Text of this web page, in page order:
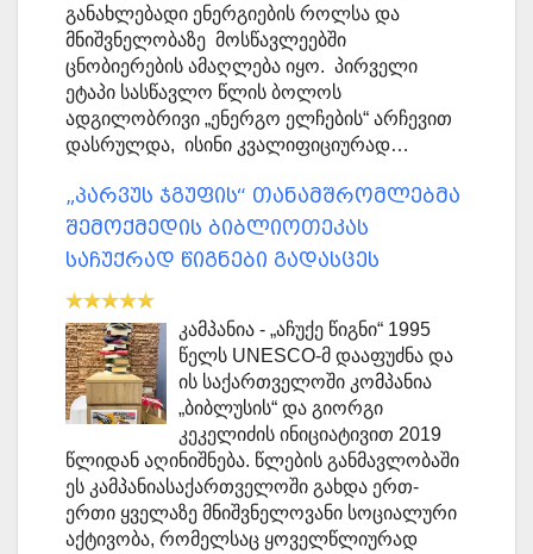
განახლებადი ენერგიების როლსა და
მნიშვნელობაზე მოსწავლეებში
ცნობიერების ამაღლება იყო. პირველი
ეტაპი სასწავლო წლის ბოლოს
ადგილობრივი „ენერგო ელჩების“ არჩევით
დასრულდა, ისინი კვალიფიციურად…
„პარვუს ჯგუფის“ თანამშრომლებმა
შემოქმედის ბიბლიოთეკას
საჩუქრად წიგნები გადასცეს
კამპანია - „აჩუქე წიგნი“ 1995
წელს UNESCO-მ დააფუძნა და
ის საქართველოში კომპანია
„ბიბლუსის“ და გიორგი
კეკელიძის ინიციატივით 2019
წლიდან აღინიშნება. წლების განმავლობაში
ეს კამპანიასაქართველოში გახდა ერთ-
ერთი ყველაზე მნიშვნელოვანი სოციალური
აქტივობა, რომელსაც ყოველწლიურად